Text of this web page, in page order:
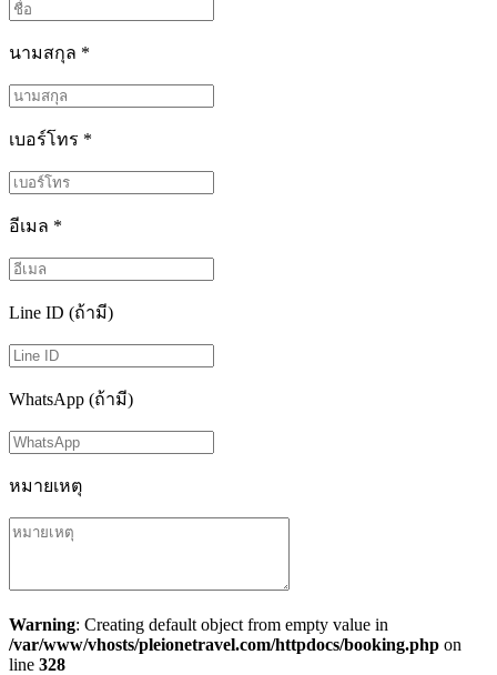
นามสกุล *
เบอร์โทร *
อีเมล *
Line ID (ถ้ามี)
WhatsApp (ถ้ามี)
หมายเหตุ
Warning: Creating default object from empty value in
/var/www/vhosts/pleionetravel.com/httpdocs/booking.php on
line 328